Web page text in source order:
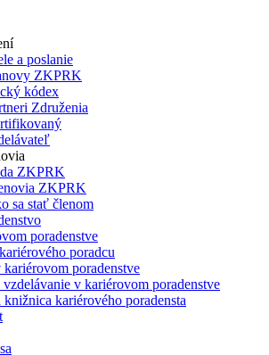
a poslanie
ZKPRK
kódex
Združenia
ZKPRK
ZKPRK
sa stať členom
poradenstve
poradcu
poradenstve
v kariérovom poradenstve
knižnica kariérového poradensta